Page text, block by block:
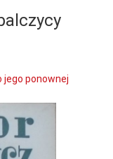
jego ponownej